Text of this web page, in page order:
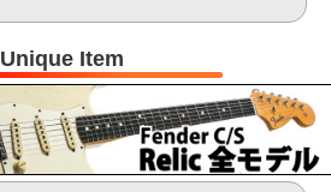
Unique Item